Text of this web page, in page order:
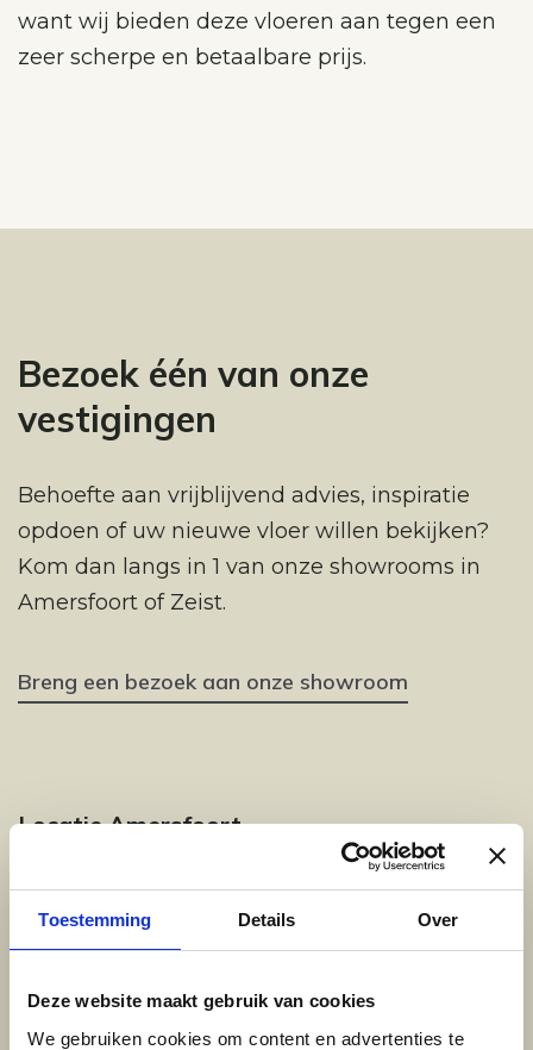
Toestemming Details Over
Deze website maakt gebruik van cookies
We gebruiken cookies om content en advertenties te
want wij bieden deze vloeren aan tegen een
zeer scherpe en betaalbare prijs.
Bezoek één van onze
vestigingen
Behoefte aan vrijblijvend advies, inspiratie
opdoen of uw nieuwe vloer willen bekijken?
Kom dan langs in 1 van onze showrooms in
Amersfoort of Zeist.
Breng een bezoek aan onze showroom
Locatie Amersfoort
Korte Steynlaan 3, Zeist